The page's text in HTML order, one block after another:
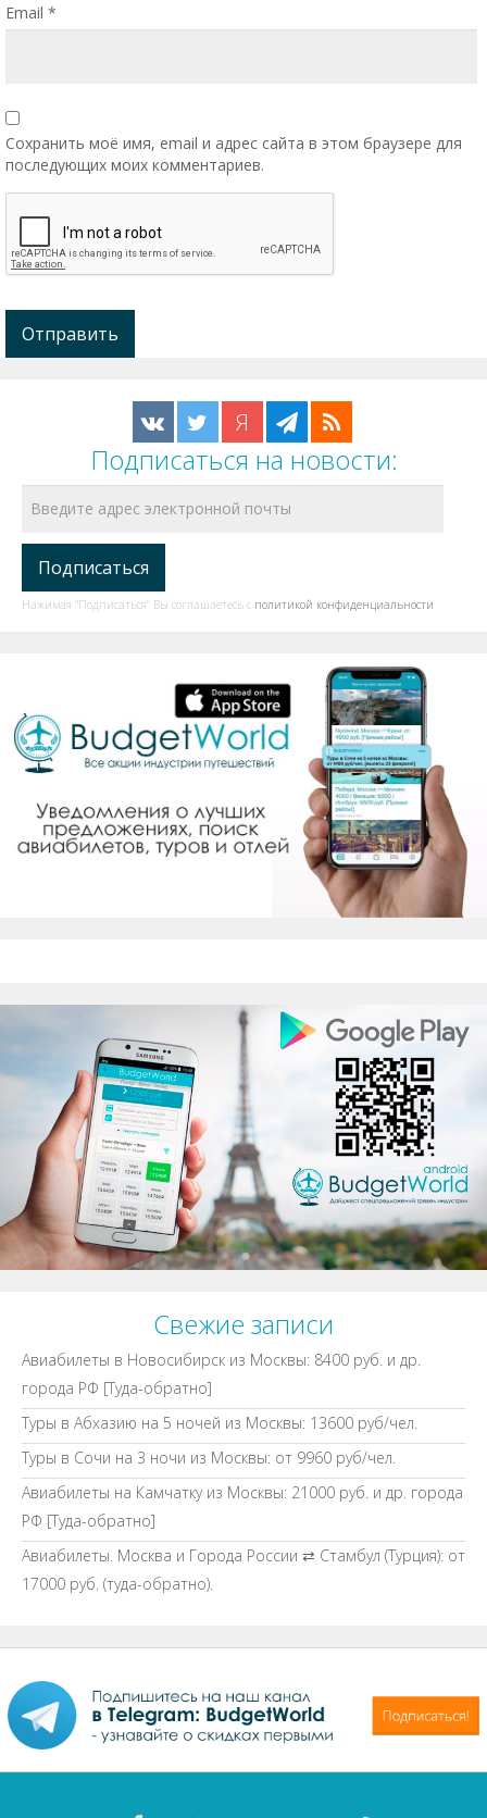
Email *
Сохранить моё имя, email и адрес сайта в этом браузере для
последующих моих комментариев.
Я
Подписаться на новости:
Нажимая "Подписаться" Вы соглашаетесь с политикой конфиденциальности
Свежие записи
Авиабилеты в Новосибирск из Москвы: 8400 руб. и др.
города РФ [Туда-обратно]
Туры в Абхазию на 5 ночей из Москвы: 13600 руб/чел.
Туры в Сочи на 3 ночи из Москвы: от 9960 руб/чел.
Авиабилеты на Камчатку из Москвы: 21000 руб. и др. города
РФ [Туда-обратно]
Авиабилеты. Москва и Города России ⇄ Стамбул (Турция): от
17000 руб. (туда-обратно).